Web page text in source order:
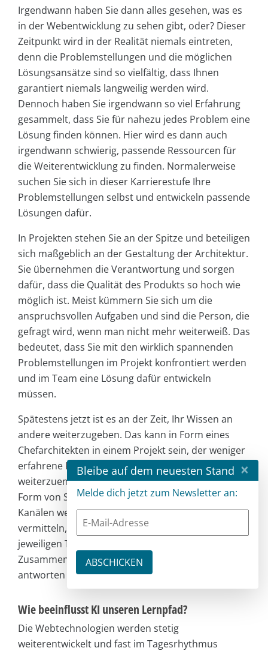
Irgendwann haben Sie dann alles gesehen, was es
in der Webentwicklung zu sehen gibt, oder? Dieser
Zeitpunkt wird in der Realität niemals eintreten,
denn die Problemstellungen und die möglichen
Lösungsansätze sind so vielfältig, dass Ihnen
garantiert niemals langweilig werden wird.
Dennoch haben Sie irgendwann so viel Erfahrung
gesammelt, dass Sie für nahezu jedes Problem eine
Lösung finden können. Hier wird es dann auch
irgendwann schwierig, passende Ressourcen für
die Weiterentwicklung zu finden. Normalerweise
suchen Sie sich in dieser Karrierestufe Ihre
Problemstellungen selbst und entwickeln passende
Lösungen dafür.
In Projekten stehen Sie an der Spitze und beteiligen
sich maßgeblich an der Gestaltung der Architektur.
Sie übernehmen die Verantwortung und sorgen
dafür, dass die Qualität des Produkts so hoch wie
möglich ist. Meist kümmern Sie sich um die
anspruchsvollen Aufgaben und sind die Person, die
gefragt wird, wenn man nicht mehr weiterweiß. Das
bedeutet, dass Sie mit den wirklich spannenden
Problemstellungen im Projekt konfrontiert werden
und im Team eine Lösung dafür entwickeln
müssen.
Spätestens jetzt ist es an der Zeit, Ihr Wissen an
andere weiterzugeben. Das kann in Form eines
Chefarchitekten in einem Projekt sein, der weniger
erfahrene Kollegen anleitet und ihnen hilft, sich
weiterzuentwickeln. Oder man gibt sein Wissen in
Form von Schulungen oder anderen, öffentlichen
Kanälen weiter. Wenn es darum geht, Wissen zu
vermitteln, müssen Sie sich intensiv mit dem
jeweiligen Thema auseinandersetzen, um die
Zusammenhänge erklären und auf Fragen
antworten zu können.
Wie beeinflusst KI unseren Lernpfad?
Die Webtechnologien werden stetig
weiterentwickelt und fast im Tagesrhythmus
Bleibe auf dem neuesten Stand ×
Melde dich jetzt zum Newsletter an: